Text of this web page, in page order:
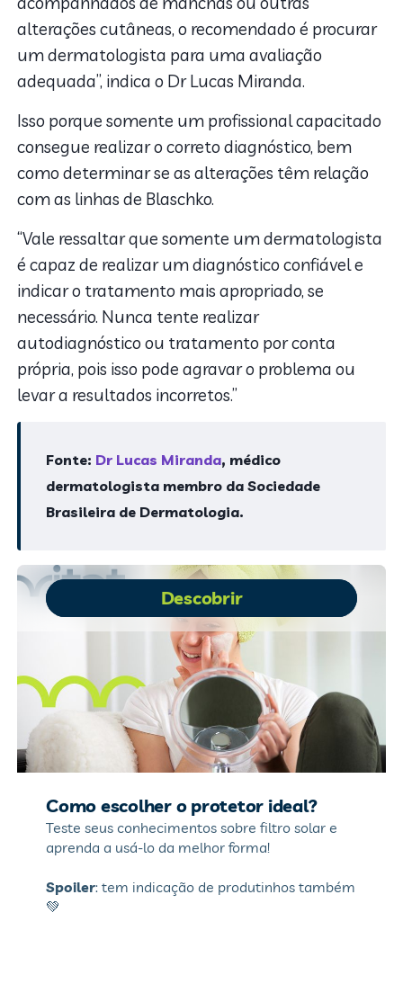
alterações cutâneas, o recomendado é procurar
um dermatologista para uma avaliação
adequada”, indica o Dr Lucas Miranda.
Isso porque somente um profissional capacitado
consegue realizar o correto diagnóstico, bem
como determinar se as alterações têm relação
com as linhas de Blaschko.
“Vale ressaltar que somente um dermatologista
é capaz de realizar um diagnóstico confiável e
indicar o tratamento mais apropriado, se
necessário. Nunca tente realizar
autodiagnóstico ou tratamento por conta
própria, pois isso pode agravar o problema ou
levar a resultados incorretos.”
Fonte: Dr Lucas Miranda, médico
dermatologista membro da Sociedade
Brasileira de Dermatologia.